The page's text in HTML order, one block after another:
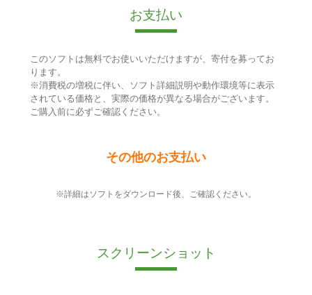
お支払い
このソフトは無料でお使いいただけますが、寄付を募ってお
ります。
※消費税の増税に伴い、ソフト詳細説明や動作環境等に表示
されている価格と、実際の価格が異なる場合がございます。
ご購入前に必ずご確認ください。
その他のお支払い
※詳細はソフトをダウンロード後、ご確認ください。
スクリーンショット